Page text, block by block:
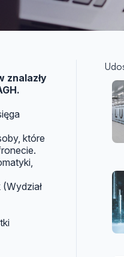
znalazły
które